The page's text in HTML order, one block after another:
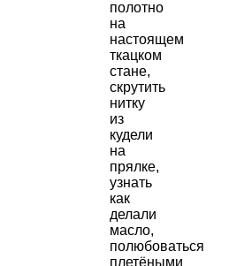
полотно
на
настоящем
ткацком
стане,
скрутить
нитку
из
кудели
на
прялке,
узнать
как
делали
масло,
полюбоваться
плетёными